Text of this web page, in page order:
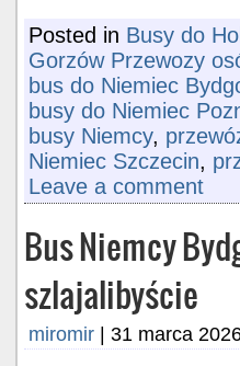
Posted in Busy do
Gorzów Przewozy
bus do Niemiec
busy do Niemiec
busy Niemcy,
Niemiec Szczecin,
Leave a comment
Bus Niemcy
szlajalibyście
miromir | 31 marca